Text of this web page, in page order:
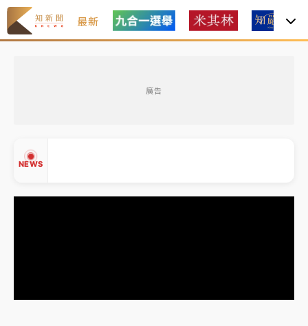
最新
廣告
NEWS
中信慈善基金會想增加董事人數！辜仲諒向法院聲請遭
駁 理由曝光
故宮《龍藏經》特展第2檔！今線上預約開賣一度塞車
雨熱區曝